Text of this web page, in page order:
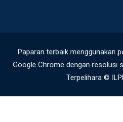
Paparan terbaik menggunakan
Google Chrome dengan resolusi
Terpelihara ©